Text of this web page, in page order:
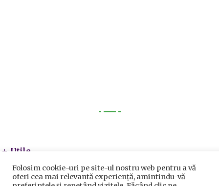
Utile
Telefoane utile
Folosim cookie-uri pe site-ul nostru web pentru a vă
oferi cea mai relevantă experiență, amintindu-vă